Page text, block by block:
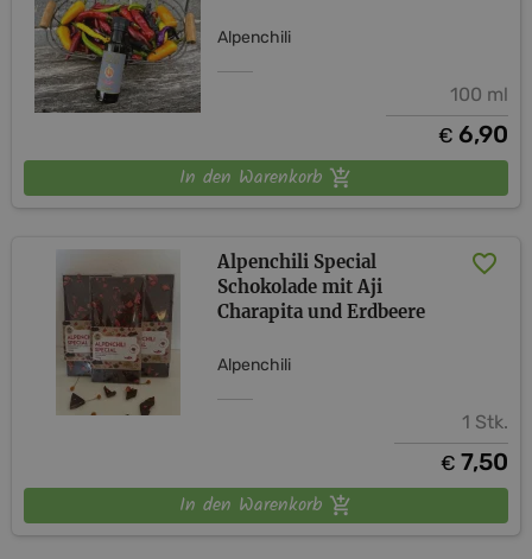
Alpenchili
100 ml
€ 6,90
In den Warenkorb
Alpenchili Special
Schokolade mit Aji
Charapita und Erdbeere
Alpenchili
1 Stk.
€ 7,50
In den Warenkorb